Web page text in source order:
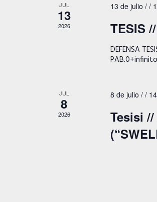
JUL
13
2026
13 de julio / /
TESIS //
DEFENSA
JUL
8
2026
8 de julio / /
Tesisi //